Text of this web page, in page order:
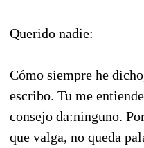
Querido nadie:
Cómo siempre he
escribo. Tu me
consejo da:ninguno.
que valga, no queda